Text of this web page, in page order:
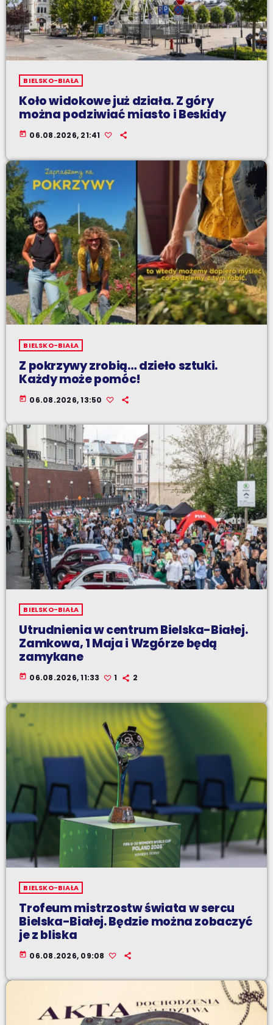
BIELSKO-BIAŁA
Koło widokowe już działa. Z góry
można podziwiać miasto i Beskidy
today 06.08.2026, 21:41
BIELSKO-BIAŁA
Z pokrzywy zrobią… dzieło sztuki.
Każdy może pomóc!
today 06.08.2026, 13:50
BIELSKO-BIAŁA
Utrudnienia w centrum Bielska-Białej.
Zamkowa, 1 Maja i Wzgórze będą
zamykane
today 06.08.2026, 11:33 1 2
BIELSKO-BIAŁA
Trofeum mistrzostw świata w sercu
Bielska-Białej. Będzie można zobaczyć
je z bliska
today 06.08.2026, 09:08